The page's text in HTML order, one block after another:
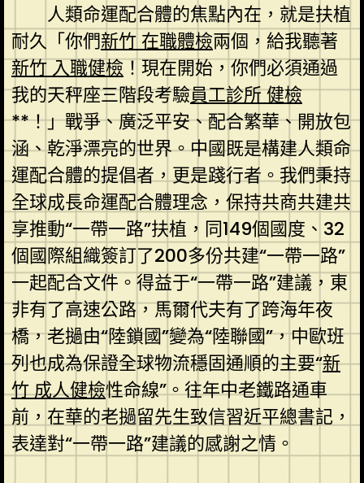
人類命運配合體的焦點內在，就是扶植
耐久「你們新竹 在職體檢兩個，給我聽著
新竹 入職健檢！現在開始，你們必須通過
我的天秤座三階段考驗員工診所 健檢
**！」戰爭、廣泛平安、配合繁華、開放包
涵、乾淨漂亮的世界。中國既是構建人類命
運配合體的提倡者，更是踐行者。我們秉持
全球成長命運配合體理念，保持共商共建共
享推動“一帶一路”扶植，同149個國度、32
個國際組織簽訂了200多份共建“一帶一路”
一起配合文件。得益于“一帶一路”建議，東
非有了高速公路，馬爾代夫有了跨海年夜
橋，老撾由“陸鎖國”變為“陸聯國”，中歐班
列也成為保證全球物流穩固通順的主要“新
竹 成人健檢性命線”。往年中老鐵路通車
前，在華的老撾留先生致信習近平總書記，
表達對“一帶一路”建議的感謝之情。